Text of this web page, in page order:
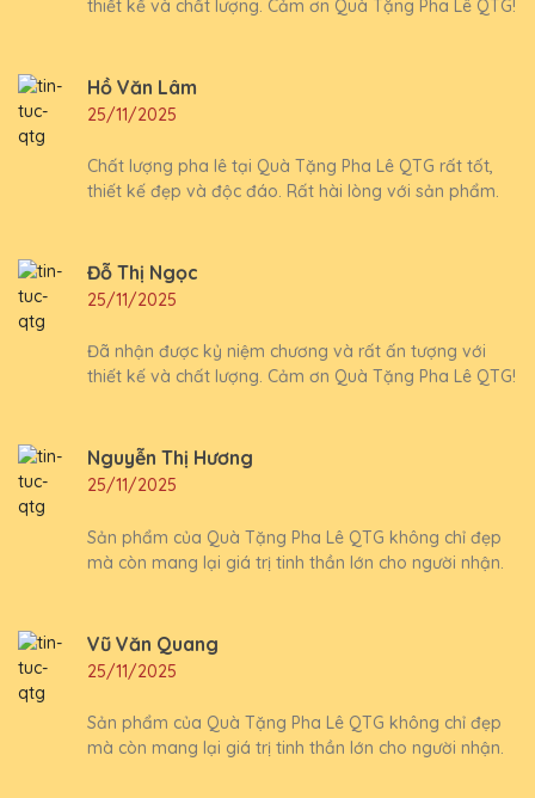
thiết kế và chất lượng. Cảm ơn Quà Tặng Pha Lê QTG!
Hồ Văn Lâm
25/11/2025
Chất lượng pha lê tại Quà Tặng Pha Lê QTG rất tốt,
thiết kế đẹp và độc đáo. Rất hài lòng với sản phẩm.
Đỗ Thị Ngọc
25/11/2025
Đã nhận được kỷ niệm chương và rất ấn tượng với
thiết kế và chất lượng. Cảm ơn Quà Tặng Pha Lê QTG!
Nguyễn Thị Hương
25/11/2025
Sản phẩm của Quà Tặng Pha Lê QTG không chỉ đẹp
mà còn mang lại giá trị tinh thần lớn cho người nhận.
Vũ Văn Quang
25/11/2025
Sản phẩm của Quà Tặng Pha Lê QTG không chỉ đẹp
mà còn mang lại giá trị tinh thần lớn cho người nhận.